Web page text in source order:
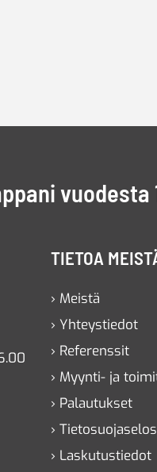
vuodesta
TIETOA
› Meistä
› Yhteystiedot
› Referenssit
› Myynti- ja
› Palautukset
›
› Laskutustiedot